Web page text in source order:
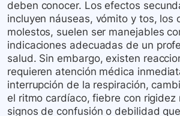
deben conocer. Los efectos
incluyen náuseas, vómito y tos, los
molestos, suelen ser manejables
indicaciones adecuadas de un
salud. Sin embargo, existen
requieren atención médica
interrupción de la respiración,
el ritmo cardíaco, fiebre con rigidez
signos de confusión o debilidad